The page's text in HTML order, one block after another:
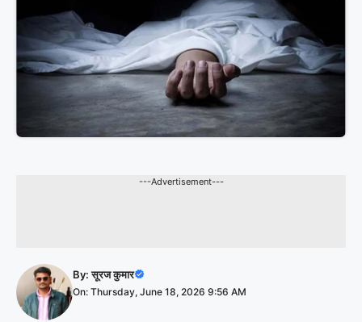
---Advertisement---
By:सूरज कुमार
On: Thursday, June 18, 2026 9:56 AM